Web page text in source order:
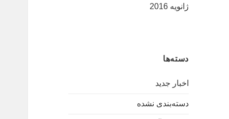
ژانویه 2016
دسته‌ها
اخبار جدید
دسته‌بندی نشده